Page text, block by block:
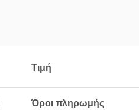
Τιμή
Όροι πληρωμής